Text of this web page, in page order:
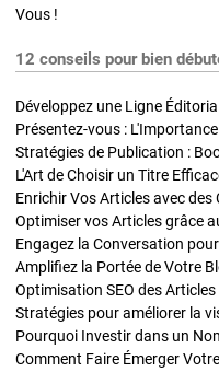
Vous !
12 conseils pour bien
Développez une Ligne
Présentez-vous :
L'Art de Choisir un Titre
Optimiser vos Articles grâce
Engagez la Conversation
Amplifiez la Portée de Votre